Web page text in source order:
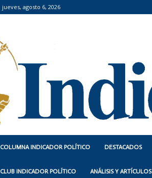
jueves, agosto 6, 2026
COLUMNA INDICADOR POLÍTICO DESTACADOS
CLUB INDICADOR POLÍTICO ANÁLISIS Y ARTÍCULOS